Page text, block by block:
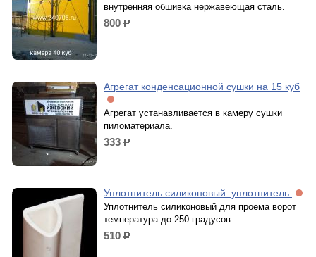
внутренняя обшивка нержавеющая сталь.
800 р.
Агрегат конденсационной сушки на 15 куб
Агрегат устанавливается в камеру сушки
пиломатериала.
333 р.
Уплотнитель силиконовый. уплотнитель
Уплотнитель силиконовый для проема ворот
температура до 250 градусов
510 р.